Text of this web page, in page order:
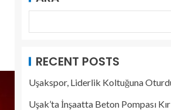
RECENT POSTS
Uşakspor, Liderlik Koltuğuna
Uşak’ta İnşaatta Beton Pompası